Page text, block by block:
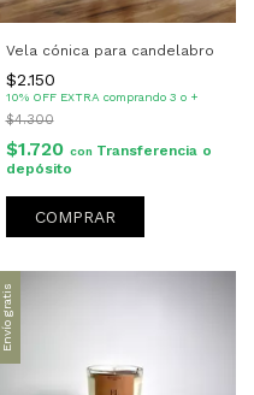
Vela cónica para candelabro
$2.150
10% OFF EXTRA comprando 3 o +
$4.300
$1.720 con Transferencia o
depósito
Envío gratis